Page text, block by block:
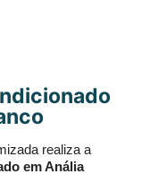
realiza a
em Anália